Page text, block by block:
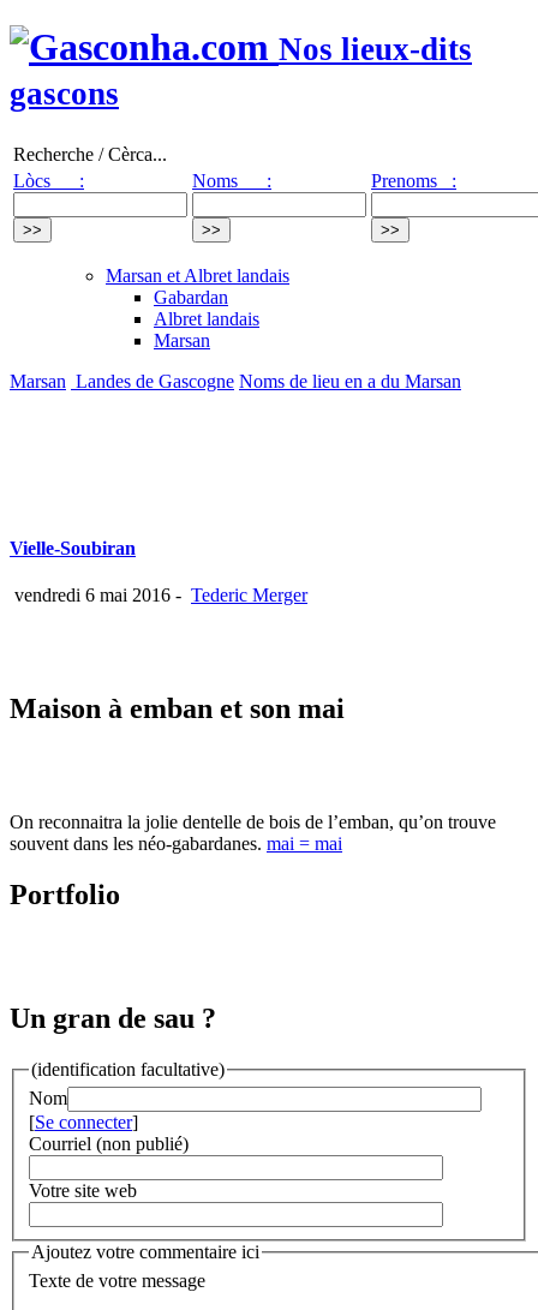
Nos lieux-dits
gascons
Recherche / Cèrca...
Lòcs :
Noms : Prenoms :
Marsan et Albret landais
Gabardan
Albret landais
Marsan
Marsan Landes de Gascogne Noms de lieu en a du Marsan
Vielle-Soubiran
vendredi 6 mai 2016 - Tederic Merger
Maison à emban et son mai
On reconnaitra la jolie dentelle de bois de l’emban, qu’on trouve
souvent dans les néo-gabardanes. mai = mai
Portfolio
Un gran de sau ?
(identification facultative)
Nom
[Se connecter]
Courriel (non publié)
Votre site web
Ajoutez votre commentaire ici
Texte de votre message